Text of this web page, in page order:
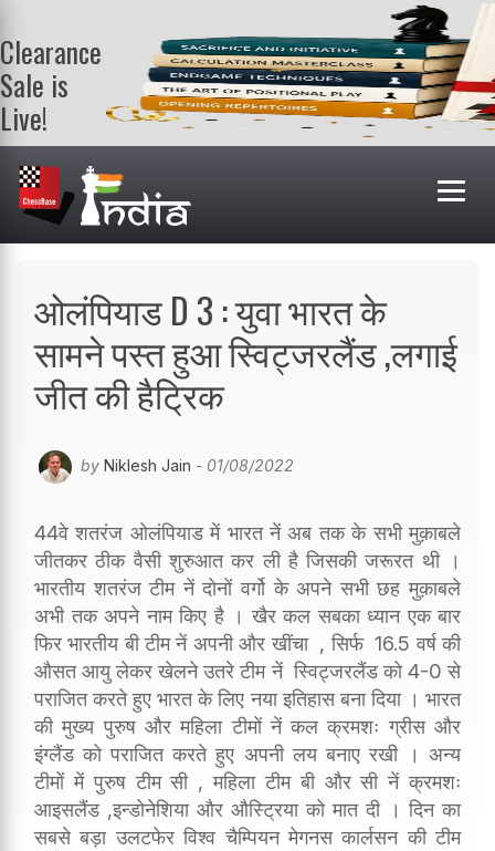
Clearance
Sale is
Live!
Get a FREE
book on
purchasing 2
or more
books. Valid
ओलंपियाड D 3 : युवा भारत के
सामने पस्त हुआ स्विट्जरलैंड ,लगाई
जीत की हैट्रिक
by Niklesh Jain - 01/08/2022
44वे शतरंज ओलंपियाड में भारत नें अब तक के सभी मुक़ाबले
जीतकर ठीक वैसी शुरुआत कर ली है जिसकी जरूरत थी ।
भारतीय शतरंज टीम नें दोनों वर्गो के अपने सभी छह मुक़ाबले
अभी तक अपने नाम किए है । खैर कल सबका ध्यान एक बार
फिर भारतीय बी टीम नें अपनी और खींचा , सिर्फ 16.5 वर्ष की
औसत आयु लेकर खेलने उतरे टीम नें स्विट्जरलैंड को 4-0 से
पराजित करते हुए भारत के लिए नया इतिहास बना दिया । भारत
की मुख्य पुरुष और महिला टीमों नें कल क्रमशः ग्रीस और
इंग्लैंड को पराजित करते हुए अपनी लय बनाए रखी । अन्य
टीमों में पुरुष टीम सी , महिला टीम बी और सी नें क्रमशः
आइसलैंड ,इन्डोनेशिया और औस्ट्रिया को मात दी । दिन का
सबसे बड़ा उलटफेर विश्व चैम्पियन मेगनस कार्लसन की टीम